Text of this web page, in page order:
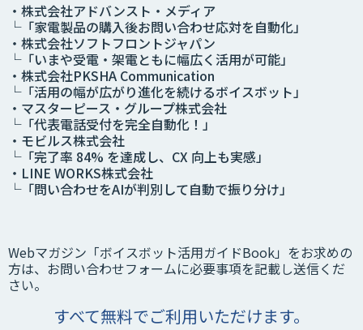
・株式会社アドバンスト・メディア
└「家電製品の購入後お問い合わせ応対を自動化」
・株式会社ソフトフロントジャパン
└「いまや受電・架電ともに幅広く活用が可能」
・株式会社PKSHA Communication
└「活用の幅が広がり進化を続けるボイスボット」
・マスターピース・グループ株式会社
└「代表電話受付を完全自動化！」
・モビルス株式会社
└「完了率 84% を達成し、CX 向上も実感」
・LINE WORKS株式会社
└「問い合わせをAIが判別して自動で振り分け」
Webマガジン「ボイスボット活用ガイドBook」をお求めの
方は、お問い合わせフォームに必要事項を記載し送信くだ
さい。
すべて無料でご利用いただけます。